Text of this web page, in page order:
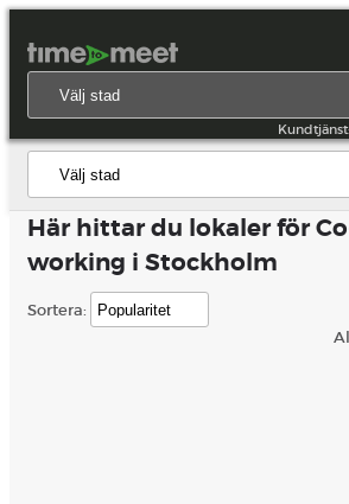
Kundtjänst:
Här hittar du lokaler för
working i Stockholm
Sortera: